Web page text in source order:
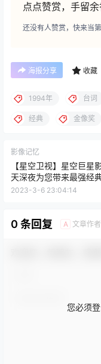
点点赞赏，手留
还没有人赞赏，快来当
海报分享 收藏
1994年 台词
经典 金像奖
影像记忆
【星空卫视】星空巨星
天深夜为您带来最强经
电影
2023-3-6 23:04:14
0 条回复 A 文章作者
您必须